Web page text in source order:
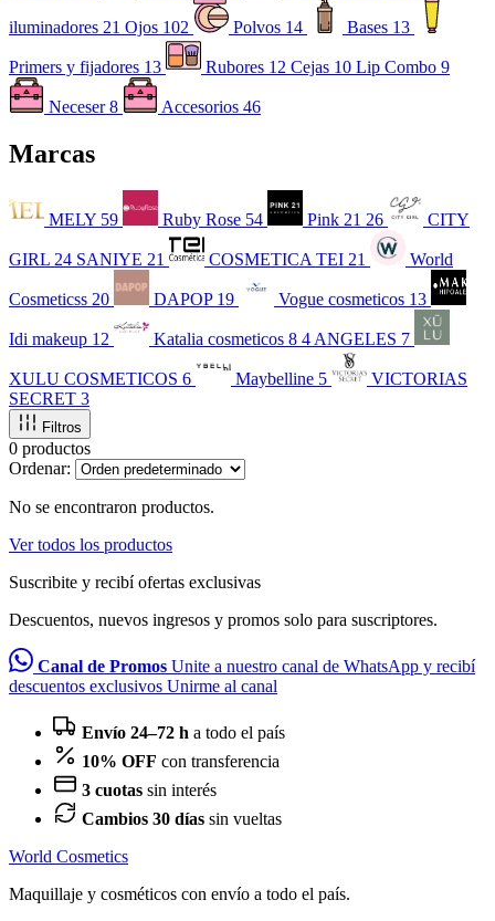
iluminadores 21 Ojos 102 Polvos 14 Bases 13
Primers y fijadores 13 Rubores 12 Cejas 10 Lip Combo 9
Neceser 8 Accesorios 46
Marcas
MELY 59 Ruby Rose 54 Pink 21 26 CITY
GIRL 24 SANIYE 21 COSMETICA TEI 21 World
Cosmeticss 20 DAPOP 19 Vogue cosmeticos 13
Idi makeup 12 Katalia cosmeticos 8 4 ANGELES 7
XULU COSMETICOS 6 Maybelline 5
VICTORIAS
SECRET 3
Filtros
0 productos
Ordenar:
No se encontraron productos.
Ver todos los productos
Suscribite y recibí ofertas exclusivas
Descuentos, nuevos ingresos y promos solo para suscriptores.
Canal de Promos Unite a nuestro canal de WhatsApp y recibí
descuentos exclusivos Unirme al canal
Envío 24–72 h a todo el país
10% OFF con transferencia
3 cuotas sin interés
Cambios 30 días sin vueltas
World Cosmetics
Maquillaje y cosméticos con envío a todo el país.